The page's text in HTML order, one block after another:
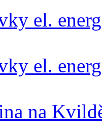
el.
el.
na